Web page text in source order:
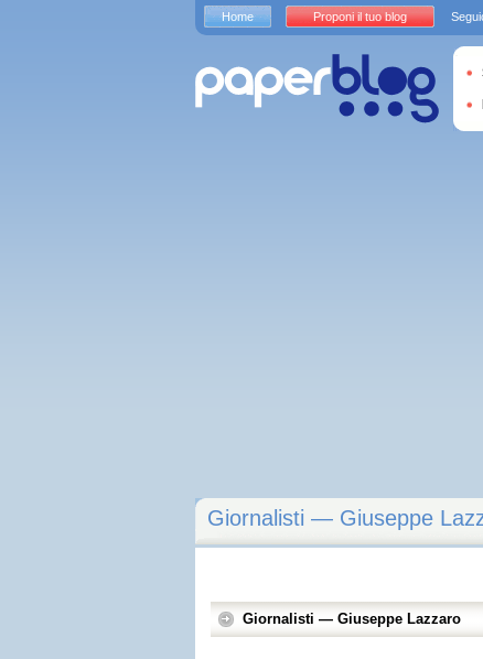
Giornalisti — Giuseppe
Giornalisti — Giuseppe Lazzaro
Home Proponi il tuo blog